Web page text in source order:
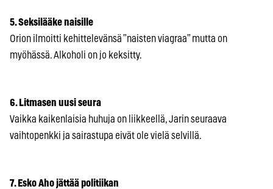
5. Seksilääke naisille
Orion ilmoitti kehittelevänsä ”naisten viagraa” mutta on
myöhässä. Alkoholi on jo keksitty.
6. Litmasen uusi seura
Vaikka kaikenlaisia huhuja on liikkeellä, Jarin seuraava
vaihtopenkki ja sairastupa eivät ole vielä selvillä.
7. Esko Aho jättää politiikan